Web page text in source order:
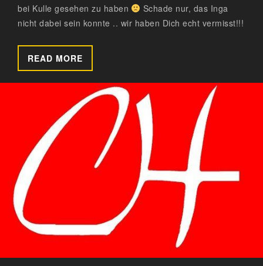
bei Kulle gesehen zu haben
Schade nur, das Inga
nicht dabei sein konnte .. wir haben Dich echt vermisst!!!
READ MORE